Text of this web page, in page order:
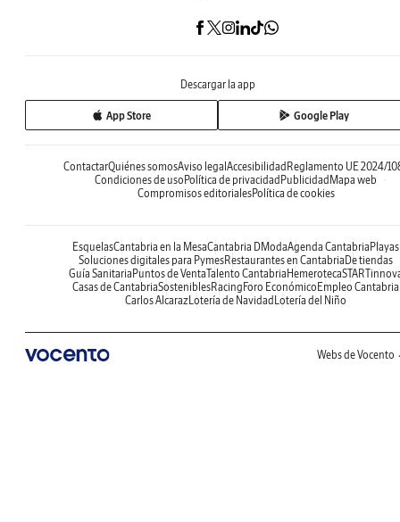
Descargar la app
App Store Google Play
ContactarQuiénes somosAviso legal Accesibilidad Reglamento UE 2024/
Condiciones de uso Política de privacidad Publicidad Mapa web
Compromisos editorialesPolítica de cookies
EsquelasCantabria en la MesaCantabria DModaAgenda Cantabria Playas
Soluciones digitales para PymesRestaurantes en Cantabria De tiendas
Guía Sanitaria Puntos de VentaTalento Cantabria Hemeroteca
Casas de CantabriaSosteniblesRacing Foro Económico Empleo Cantabria
Carlos AlcarazLotería de Navidad Lotería del Niño
Webs de Vocento